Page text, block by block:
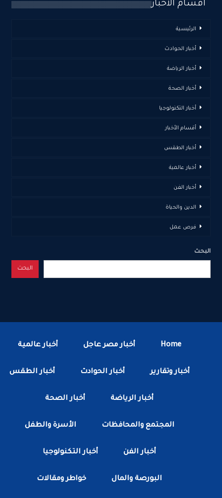
اقسام الأخبار
الرئيسية
أخبار الحوادث
أخبار الرياضة
أخبار الصحة
أخبار التكنولوجيا
أقسام الأخبار
أخبار الطقس
أخبار عالمية
أخبار الفن
الدين والحياة
فرص عمل
البحث
البحث
Home أخبار مصر عاجل أخبار عالمية
أخبار وتقارير أخبار الحوادث أخبار الطقس
أخبار الرياضة أخبار الصحة
المجتمع والمحافظات الأسرة والطفل
أخبار الفن أخبار التكنولوجيا
البورصة والمال خواطر ومقالات